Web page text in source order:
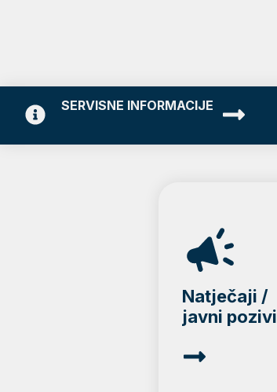
SERVISNE INFORMACIJE
Natječaji /
javni pozivi